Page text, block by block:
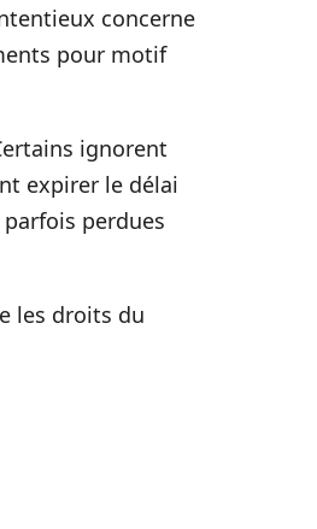
concerne
pour motif
ignorent
expirer le délai
perdues
les droits du